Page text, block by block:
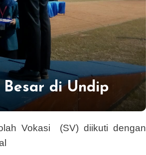
Besar di Undip
Vokasi (SV) diikuti dengan